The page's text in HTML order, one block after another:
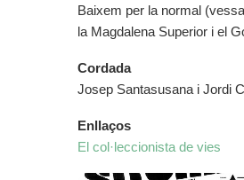
Baixem per la normal
la Magdalena Superior i el
Cordada
Josep Santasusana i Jordi
Enllaços
El col·leccionista de vies